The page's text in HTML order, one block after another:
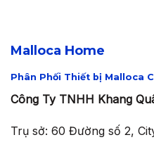
Malloca Home
Phân Phối Thiết bị Malloca
Công Ty TNHH Khang
Trụ sở: 60 Đường số 2,